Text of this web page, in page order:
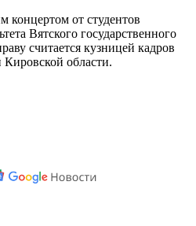
концертом от студентов
Вятского государственного
считается кузницей кадров
Кировской области.